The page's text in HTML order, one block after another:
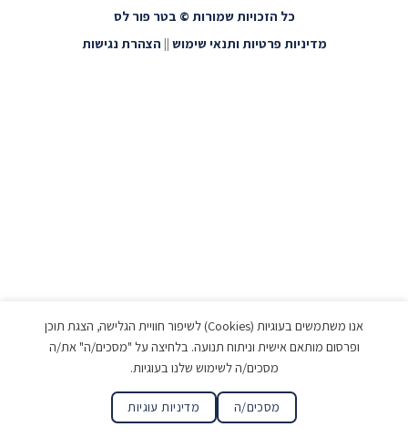
כל הזכויות שמורות © בטר פור לס
מדיניות פרטיות ותנאי שימוש || הצהרת נגישות
אנו משתמשים בעוגיות (Cookies) לשיפור חוויית הגלישה, הצגת תוכן
ופרסום מותאם אישית וניתוח תנועה. בלחיצה על "מסכים/ה" את/ה
מסכים/ה לשימוש שלנו בעוגיות.
מדיניות עוגיות מסכים/ה